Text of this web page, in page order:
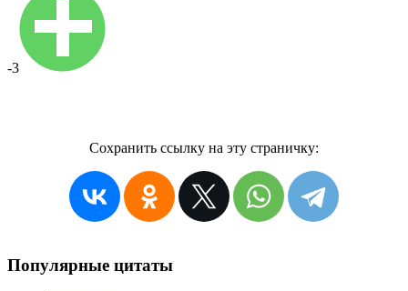
-3
Сохранить ссылку на эту страничку:
Популярные цитаты